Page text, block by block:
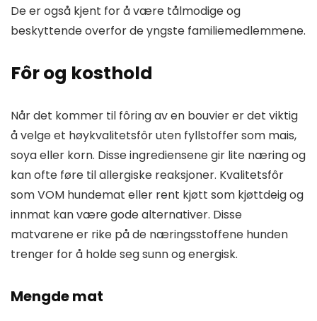
De er også kjent for å være tålmodige og
beskyttende overfor de yngste familiemedlemmene.
Fôr og kosthold
Når det kommer til fôring av en bouvier er det viktig
å velge et høykvalitetsfôr uten fyllstoffer som mais,
soya eller korn. Disse ingrediensene gir lite næring og
kan ofte føre til allergiske reaksjoner. Kvalitetsfôr
som VOM hundemat eller rent kjøtt som kjøttdeig og
innmat kan være gode alternativer. Disse
matvarene er rike på de næringsstoffene hunden
trenger for å holde seg sunn og energisk.
Mengde mat